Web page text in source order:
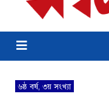
৬ষ্ঠ বর্ষ, ৩য় সংখ্যা